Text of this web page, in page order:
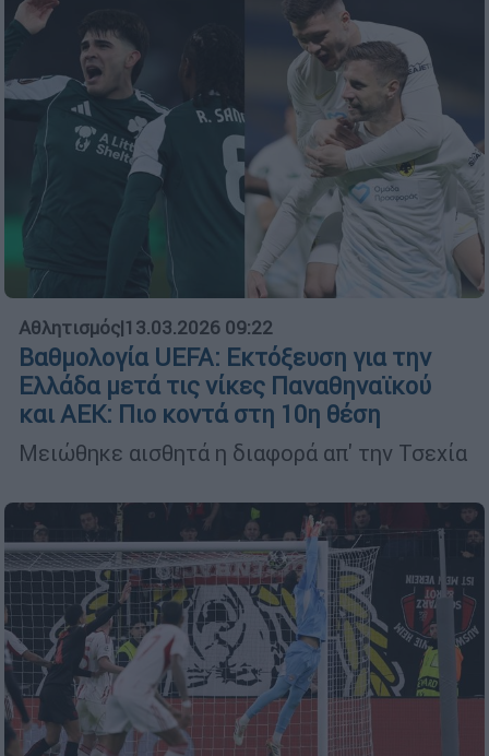
Αθλητισμός|13.03.2026 09:22
Βαθμολογία UEFA: Εκτόξευση για την
Ελλάδα μετά τις νίκες Παναθηναϊκού
και ΑΕΚ: Πιο κοντά στη 10η θέση
Μειώθηκε αισθητά η διαφορά απ' την Τσεχία